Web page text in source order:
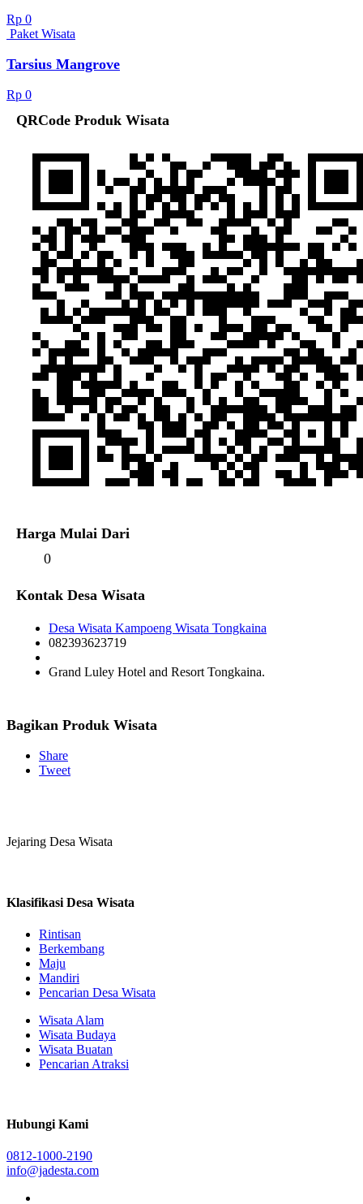
Rp 0
Paket Wisata
Tarsius Mangrove
Rp 0
QRCode Produk Wisata
Harga Mulai Dari
0
Kontak Desa Wisata
Desa Wisata Kampoeng Wisata Tongkaina
082393623719
Grand Luley Hotel and Resort Tongkaina.
Bagikan Produk Wisata
Share
Tweet
Jejaring Desa Wisata
Klasifikasi Desa Wisata
Rintisan
Berkembang
Maju
Mandiri
Pencarian Desa Wisata
Wisata Alam
Wisata Budaya
Wisata Buatan
Pencarian Atraksi
Hubungi Kami
0812-1000-2190
info@jadesta.com